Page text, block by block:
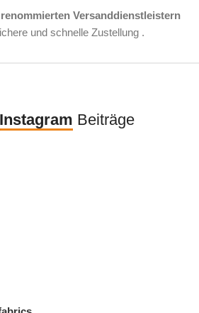
renommierten Versanddienstleistern
und schnelle Zustellung .
Instagram Beiträge